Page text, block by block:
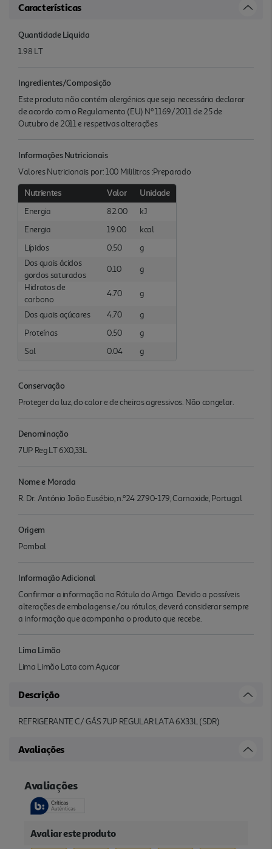
Características
Quantidade Liquida
1.98 LT
Ingredientes/Composição
Este produto não contém alergénios que seja necessário declarar
de acordo com o Regulamento (EU) Nº 1169/2011 de 25 de
Outubro de 2011 e respetivas alterações
Informações Nutricionais
Valores Nutricionais por: 100 Mililitros :Preparado
Nutrientes Valor
Unidade
Energia
82.00
kJ
Energia
19.00
kcal
Lípidos
0.50
g
Dos quais ácidos
gordos saturados
0.10
g
Hidratos de
carbono
4.70 g
Dos quais açúcares 4.70
g
Proteínas
0.50
g
Sal
0.04 g
Conservação
Proteger da luz, do calor e de cheiros agressivos. Não congelar.
Denominação
7UP Reg LT 6X0,33L
Nome e Morada
R. Dr. António João Eusébio, n.º24 2790-179, Carnaxide, Portugal
Origem
Pombal
Informação Adicional
Confirmar a informação no Rótulo do Artigo. Devido a possíveis
alterações de embalagens e/ou rótulos, deverá considerar sempre
a informação que acompanha o produto que recebe.
Lima Limão
Lima Limão Lata com Açucar
Descrição
REFRIGERANTE C/ GÁS 7UP REGULAR LATA 6X33L (SDR)
Avaliações